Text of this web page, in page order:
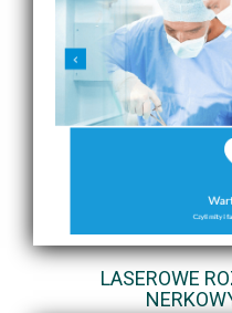
LASEROWE